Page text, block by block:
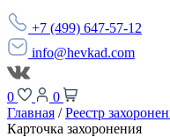
+7 (499) 647-57-12
info@hevkad.com
0
0
Главная / Реестр
Карточка захоронения